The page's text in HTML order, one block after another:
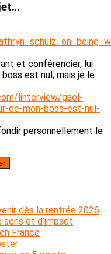
et conférencier, lui
est nul, mais je le
linterview/gael-
de-mon-boss-est-nul-
personnellement le
dès la rentrée 2026
sens et d’impact
France